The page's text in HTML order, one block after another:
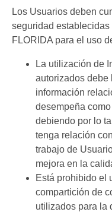
Los Usuarios deben
seguridad
FLORIDA para el uso
La utilización de
autorizados debe
información
desempeña
debiendo por lo
tenga relación
trabajo de
mejora en la
Está prohibido el
compartición de
utilizados para la